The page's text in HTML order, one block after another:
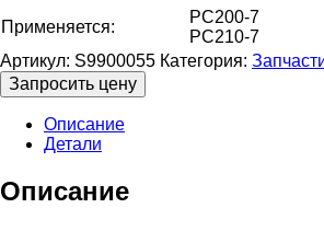
Применяется:
PC200-7
PC210-7
Артикул: S9900055 Категория:
Запросить цену
Описание
Детали
Описание